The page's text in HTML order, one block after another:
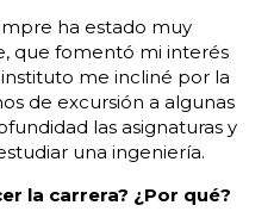
ha estado muy
que fomentó mi interés
me incliné por la
de excursión a algunas
las asignaturas y
una ingeniería.
la carrera? ¿Por qué?